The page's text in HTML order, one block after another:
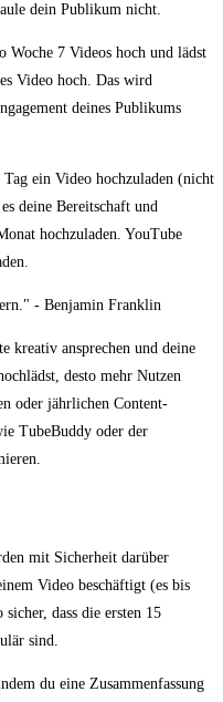
dein Publikum nicht.
Woche 7 Videos hoch und lädst
Video hoch. Das wird
deines Publikums
ein Video hochzuladen (nicht
deine Bereitschaft und
hochzuladen. YouTube
- Benjamin Franklin
kreativ ansprechen und deine
desto mehr Nutzen
oder jährlichen Content-
TubeBuddy oder der
mit Sicherheit darüber
Video beschäftigt (es bis
dass die ersten 15
sind.
du eine Zusammenfassung